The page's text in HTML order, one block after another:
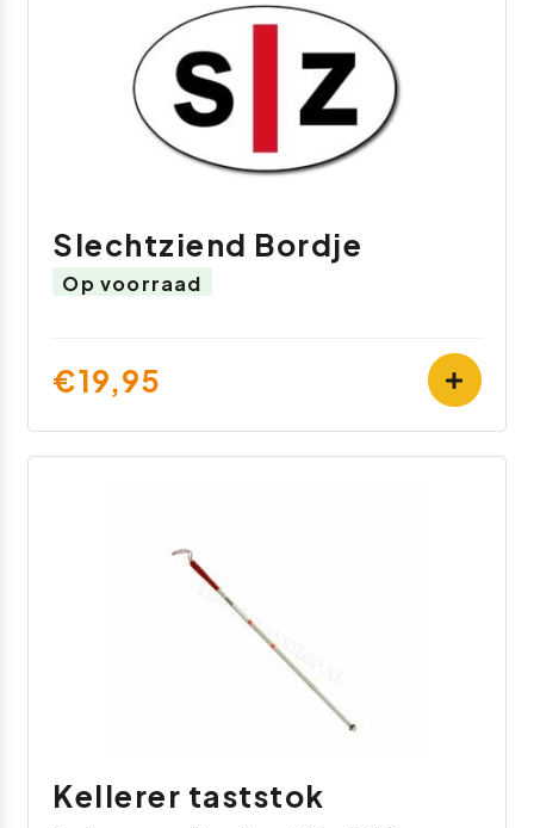
Slechtziend Bordje
Op voorraad
€19,95
Kellerer taststok